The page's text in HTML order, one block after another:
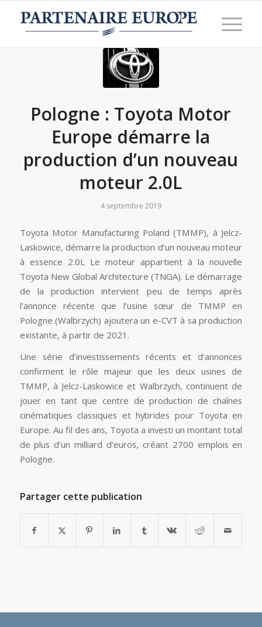
Pologne : Toyota Motor
Europe démarre la
production d’un nouveau
moteur 2.0L
4 septembre 2019
Toyota Motor Manufacturing Poland (TMMP), à Jelcz-
Laskowice, démarre la production d’un nouveau moteur
à essence 2.0L Le moteur appartient à la nouvelle
Toyota New Global Architecture (TNGA). Le démarrage
de la production intervient peu de temps après
l’annonce récente que l’usine sœur de TMMP en
Pologne (Walbrzych) ajoutera un e-CVT à sa production
existante, à partir de 2021.
Une série d’investissements récents et d’annonces
confirment le rôle majeur que les deux usines de
TMMP, à Jelcz-Laskowice et Walbrzych, continuent de
jouer en tant que centre de production de chaînes
cinématiques classiques et hybrides pour Toyota en
Europe. Au fil des ans, Toyota a investi un montant total
de plus d’un milliard d’euros, créant 2700 emplois en
Pologne.
Partager cette publication